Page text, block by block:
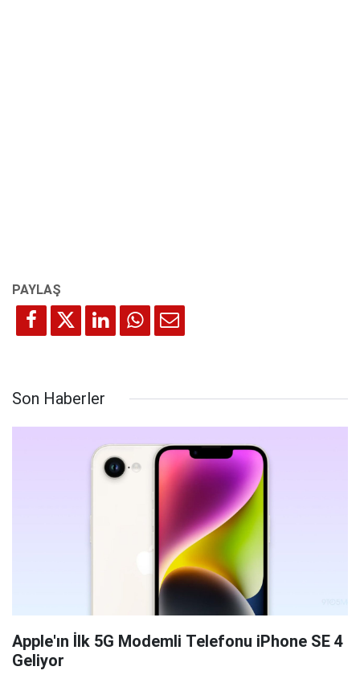
Son Haberler
Apple'ın İlk 5G Modemli Telefonu iPhone SE 4
Geliyor